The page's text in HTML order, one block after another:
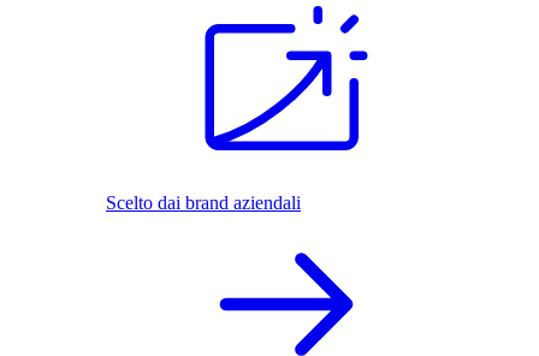
Scelto dai brand aziendali